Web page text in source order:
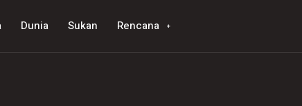
Dunia Sukan Rencana